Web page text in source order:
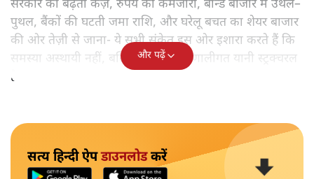
सरकार का बढ़ता कर्ज़, रुपये की कमजोरी, बॉन्ड बाजार में उथल–
पुथल, बैंकों की घटती जमा राशि, और घरेलू बचत का शेयर बाजार
की ओर तेज़ी से जाना- ये सभी संकेत इस ओर इशारा करते हैं कि
समस्या अस्थायी नहीं, बल्कि गहरी और प्रणालीगत यानी स्ट्रक्चरल
है।
और पढ़ें
सत्य हिन्दी ऐपडाउनलोडकरें